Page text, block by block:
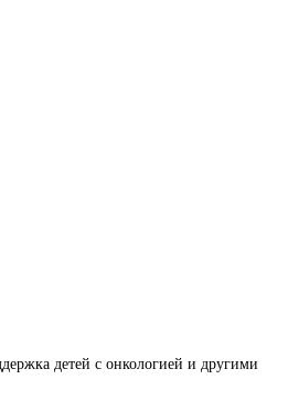
детей с онкологией и другими